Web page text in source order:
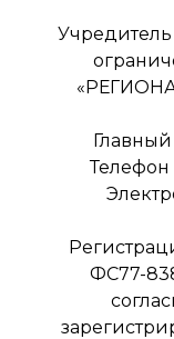
Телефон
ФС77-